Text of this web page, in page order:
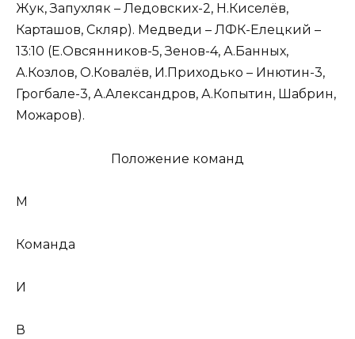
Жук, Запухляк – Ледовских-2, Н.Киселёв,
Карташов, Скляр). Медведи – ЛФК-Елецкий –
13:10 (Е.Овсянников-5, Зенов-4, А.Банных,
А.Козлов, О.Ковалёв, И.Приходько – Инютин-3,
Грогбале-3, А.Александров, А.Копытин, Шабрин,
Можаров).
Положение команд
М
Команда
И
В